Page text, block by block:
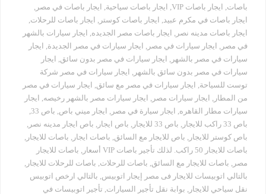
باصات, ايجار باصات VIP , ايجار باصات سياحية, ايجار باصات في مصر ,
ايجار باصات في مكرم عبيد, ايجار باصات كوستر , ايجار باصات للرحلات,
ايجار باصات مدينه نصر , ايجار باصات مصر الجديده, ايجار سيارات بالشهر
في مصر , ايجار سيارات في مصر , ايجار سيارات في مصر الجديدة, ايجار
سيارات في مصر بالشهر , ايجار سيارات في مصر بدون سائق, ايجار
سيارات في مصر بدون سائق بالشهر , ايجار سيارات في مصر شركة
توست للسياحة, ايجار سيارات في مصر مع سائق, ايجار سيارات في مصر
من المطار , ايجار سيارات مصر , ايجار سيارات مصر بالشهر رخيصه, ايجار
سيارات مطار القاهره, ايجار سيارة في مصر , ايجار ميني باص, باص 33
,
باص 33 راكب للايجار
, باص 33 للايجار , باص ايجار , باص ايجار مدينه نصر ,
باص كوستر للايجار , باص للايجار مع السائق, باصات ايجار , باصات للايجار ,
باصات للايجار 50 راكب. لذلك تأجير باصات VIP أسعار
, باصات للايجار
مصر , باصات للايجار مع السائق, باصات للرحلات, باصات للرحلات للايجار ,
بالتالي اتوبيسات للايجار فى مصر إيجار اتوبيس, بالتالي ارخص اتوبيس
نقل سياحي للايجار , بوابة نقل تأجير السيارات, تأجير اتوبيسات في